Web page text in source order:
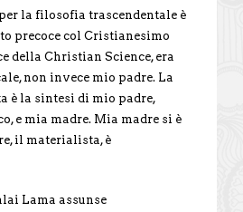
la filosofia trascendentale è
precoce col Cristianesimo
della Christian Science, era
non invece mio padre. La
è la sintesi di mio padre,
e mia madre. Mia madre si è
il materialista, è
Lama assunse